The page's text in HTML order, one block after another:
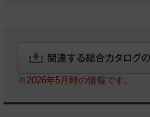
※2026年5月時の情報です。